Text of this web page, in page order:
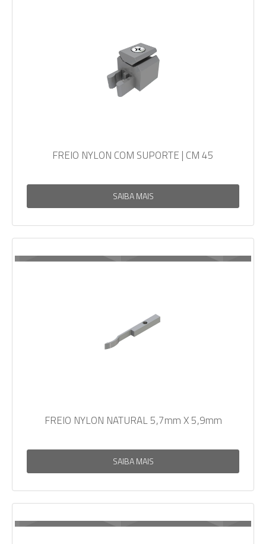
FREIO NYLON COM SUPORTE | CM 45
SAIBA MAIS
FREIO NYLON NATURAL 5,7mm X 5,9mm
SAIBA MAIS